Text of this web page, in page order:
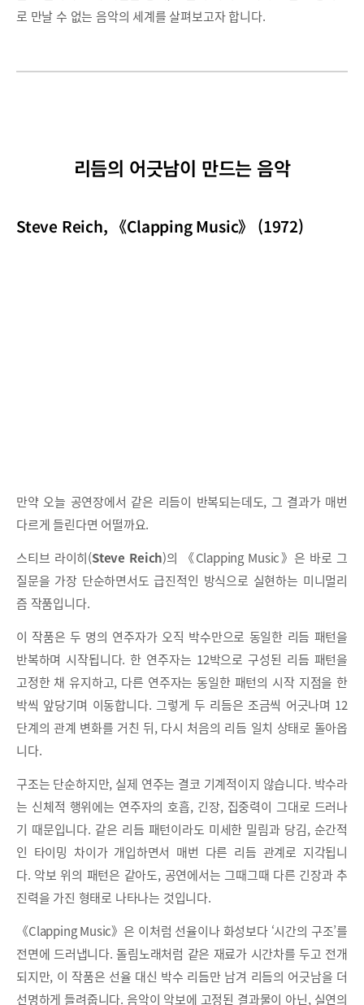
로 만날 수 없는 음악의 세계를 살펴보고자 합니다.
리듬의 어긋남이 만드는 음악
Steve Reich, 《Clapping Music》 (1972)
만약 오늘 공연장에서 같은 리듬이 반복되는데도, 그 결과가 매번
다르게 들린다면 어떨까요.
스티브 라이히(Steve Reich)의 《Clapping Music》은 바로 그
질문을 가장 단순하면서도 급진적인 방식으로 실현하는 미니멀리
즘 작품입니다.
이 작품은 두 명의 연주자가 오직 박수만으로 동일한 리듬 패턴을
반복하며 시작됩니다. 한 연주자는 12박으로 구성된 리듬 패턴을
고정한 채 유지하고, 다른 연주자는 동일한 패턴의 시작 지점을 한
박씩 앞당기며 이동합니다. 그렇게 두 리듬은 조금씩 어긋나며 12
단계의 관계 변화를 거친 뒤, 다시 처음의 리듬 일치 상태로 돌아옵
니다.
구조는 단순하지만, 실제 연주는 결코 기계적이지 않습니다. 박수라
는 신체적 행위에는 연주자의 호흡, 긴장, 집중력이 그대로 드러나
기 때문입니다. 같은 리듬 패턴이라도 미세한 밀림과 당김, 순간적
인 타이밍 차이가 개입하면서 매번 다른 리듬 관계로 지각됩니
다. 악보 위의 패턴은 같아도, 공연에서는 그때그때 다른 긴장과 추
진력을 가진 형태로 나타나는 것입니다.
《Clapping Music》은 이처럼 선율이나 화성보다 ‘시간의 구조’를
전면에 드러냅니다. 돌림노래처럼 같은 재료가 시간차를 두고 전개
되지만, 이 작품은 선율 대신 박수 리듬만 남겨 리듬의 어긋남을 더
선명하게 들려줍니다. 음악이 악보에 고정된 결과물이 아닌, 실연의